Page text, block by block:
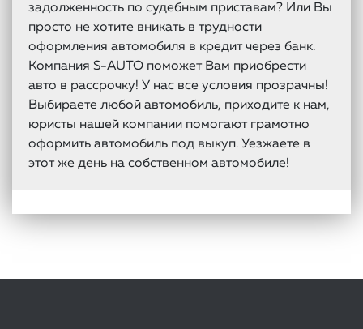
задолженность по судебным приставам? Или Вы
просто не хотите вникать в трудности
оформления автомобиля в кредит через банк.
Компания S-AUTO поможет Вам приобрести
авто в рассрочку! У нас все условия прозрачны!
Выбираете любой автомобиль, приходите к нам,
юристы нашей компании помогают грамотно
оформить автомобиль под выкуп. Уезжаете в
этот же день на собственном автомобиле!